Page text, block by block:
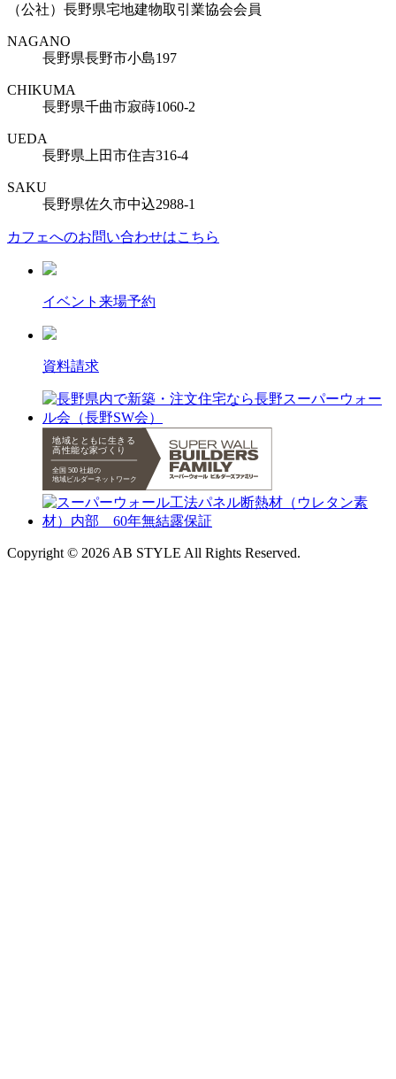
（公社）長野県宅地建物取引業協会会員
NAGANO
長野県長野市小島197
CHIKUMA
長野県千曲市寂蒔1060-2
UEDA
長野県上田市住吉316-4
SAKU
長野県佐久市中込2988-1
カフェへのお問い合わせはこちら
イベント来場予約
資料請求
Copyright © 2026 AB STYLE All Rights Reserved.